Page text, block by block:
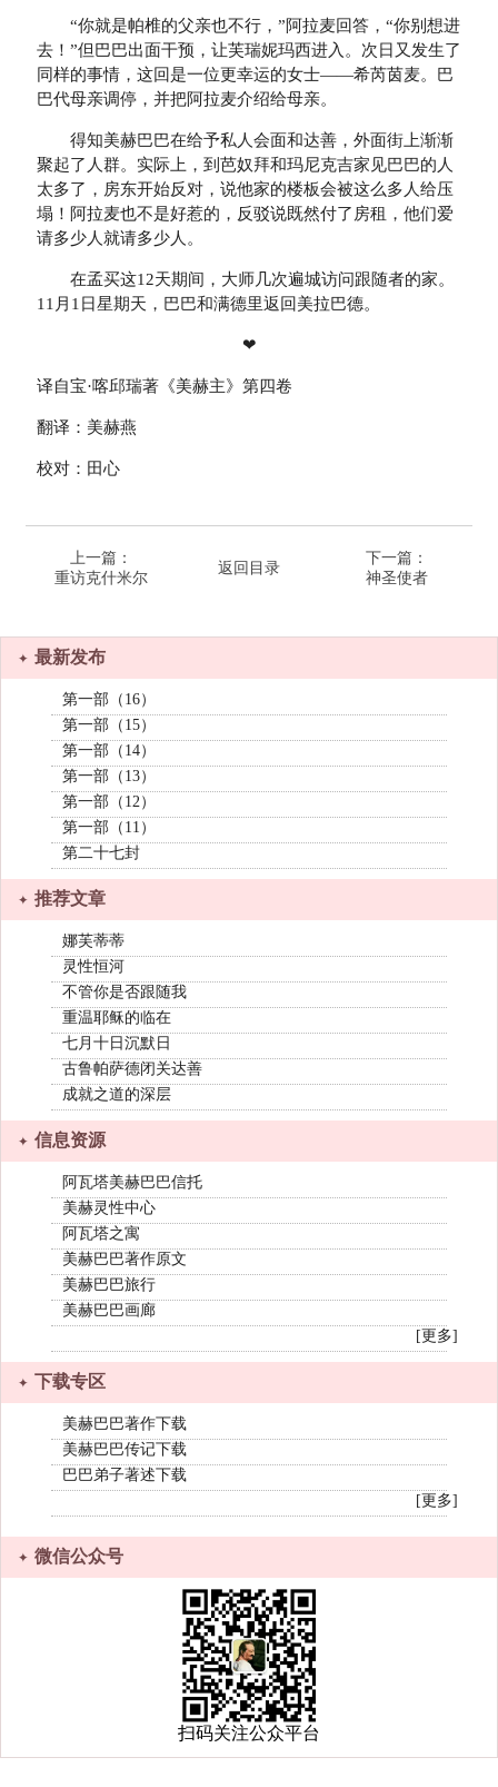
“你就是帕椎的父亲也不行，”阿拉麦回答，“你别想进
去！”但巴巴出面干预，让芙瑞妮玛西进入。次日又发生了
同样的事情，这回是一位更幸运的女士——希芮茵麦。巴
巴代母亲调停，并把阿拉麦介绍给母亲。
得知美赫巴巴在给予私人会面和达善，外面街上渐渐
聚起了人群。实际上，到芭奴拜和玛尼克吉家见巴巴的人
太多了，房东开始反对，说他家的楼板会被这么多人给压
塌！阿拉麦也不是好惹的，反驳说既然付了房租，他们爱
请多少人就请多少人。
在孟买这12天期间，大师几次遍城访问跟随者的家。
11月1日星期天，巴巴和满德里返回美拉巴德。
❤
译自宝·喀邱瑞著《美赫主》第四卷
翻译：美赫燕
校对：田心
上一篇：
重访克什米尔
返回目录
下一篇：
神圣使者
最新发布
第一部（16）
第一部（15）
第一部（14）
第一部（13）
第一部（12）
第一部（11）
第二十七封
推荐文章
娜芙蒂蒂
灵性恒河
不管你是否跟随我
重温耶稣的临在
七月十日沉默日
古鲁帕萨德闭关达善
成就之道的深层
信息资源
阿瓦塔美赫巴巴信托
美赫灵性中心
阿瓦塔之寓
美赫巴巴著作原文
美赫巴巴旅行
美赫巴巴画廊
[更多]
下载专区
美赫巴巴著作下载
美赫巴巴传记下载
巴巴弟子著述下载
[更多]
微信公众号
扫码关注公众平台